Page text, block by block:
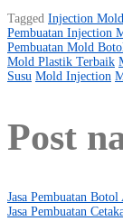
Tagged Injection
Pembuatan Injection
Pembuatan Mold
Mold Plastik Terbaik
Susu Mold Injection
Post
Jasa Pembuatan
Jasa Pembuatan